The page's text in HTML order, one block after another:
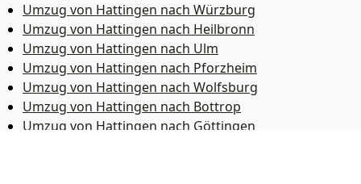
Umzug von Hattingen nach Würzburg
Umzug von Hattingen nach Heilbronn
Umzug von Hattingen nach Ulm
Umzug von Hattingen nach Pforzheim
Umzug von Hattingen nach Wolfsburg
Umzug von Hattingen nach Bottrop
Umzug von Hattingen nach Göttingen